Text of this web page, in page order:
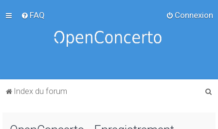
FAQ Connexion
Index du forum